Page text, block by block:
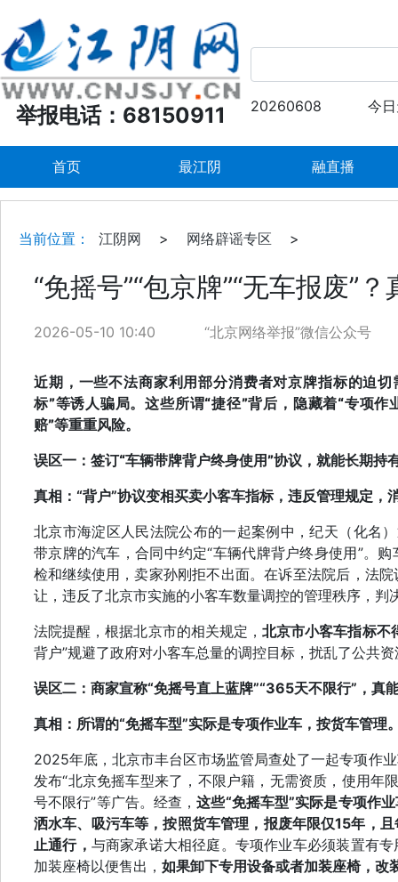
举报电话：68150911 20260608 今
首页 最江阴 融直播
当前位置： 江阴网 > 网络辟谣专区 >
“免摇号”“包京牌”“无车报废”
2026-05-10 10:40 “北京网络举报”微信公众号
近期，一些不法商家利用部分消费者对京牌指标的迫
标”等诱人骗局。这些所谓“捷径”背后，隐藏着“专项作
赔”等重重风险。
误区一：签订“车辆带牌背户终身使用”协议，就能长期持
真相： “背户”协议变相买卖小客车指标，违反管理规定
北京市海淀区人民法院公布的一起案例中，纪天（化名
带京牌的汽车，合同中约定“车辆代牌背户终身使用”。
检和继续使用，卖家孙刚拒不出面。在诉至法院后，法
让，违反了北京市实施的小客车数量调控的管理秩序，判
法院提醒，根据北京市的相关规定，北京市小客车指标不
背户”规避了政府对小客车总量的调控目标，扰乱了公共
误区二：商家宣称“免摇号直上蓝牌”“365天不限行”，真
真相： 所谓的“免摇车型”实际是专项作业车，按货车管理
2025年底，北京市丰台区市场监管局查处了一起专项作
发布“北京免摇车型来了，不限户籍，无需资质，使用年
号不限行”等广告。经查，这些“免摇车型”实际是专项作
洒水车、吸污车等，按照货车管理，报废年限仅15年，
止通行， 与商家承诺大相径庭。专项作业车必须装置有
加装座椅以便售出， 如果卸下专用设备或者加装座椅，改